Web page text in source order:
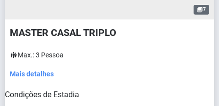
7
MASTER CASAL TRIPLO
Max.:3 Pessoa
Mais detalhes
Condições de Estadia